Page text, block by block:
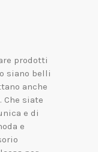
prodotti
siano belli
anche
Che siate
e di
e